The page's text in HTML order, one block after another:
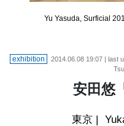
Yu Yasuda, Surficial
exhibition 2014.06.08 19:07| last
安田悠
東京 |